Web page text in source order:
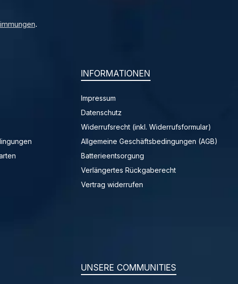
.
INFORMATIONEN
Impressum
Datenschutz
Widerrufsrecht (inkl. Widerrufsformular)
Allgemeine Geschäftsbedingungen (AGB)
Batterieentsorgung
Verlängertes Rückgaberecht
Vertrag widerrufen
UNSERE COMMUNITIES